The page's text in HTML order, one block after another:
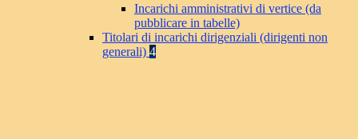
Incarichi amministrativi di vertice (da
pubblicare in tabelle)
Titolari di incarichi dirigenziali (dirigenti non
generali) 4